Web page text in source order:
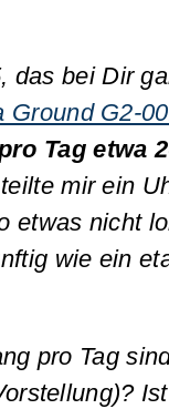
das bei Dir
Ground G2-
Tag etwa
mir ein
etwas nicht
wie ein
pro Tag